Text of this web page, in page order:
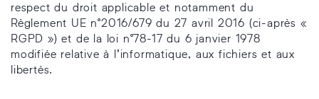
respect du droit applicable et notamment du
Règlement UE n°2016/679 du 27 avril 2016 (ci-après «
RGPD ») et de la loi n°78-17 du 6 janvier 1978
modifiée relative à l’informatique, aux fichiers et aux
libertés.